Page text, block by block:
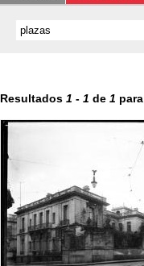
Resultados 1 - 1 de 1 para